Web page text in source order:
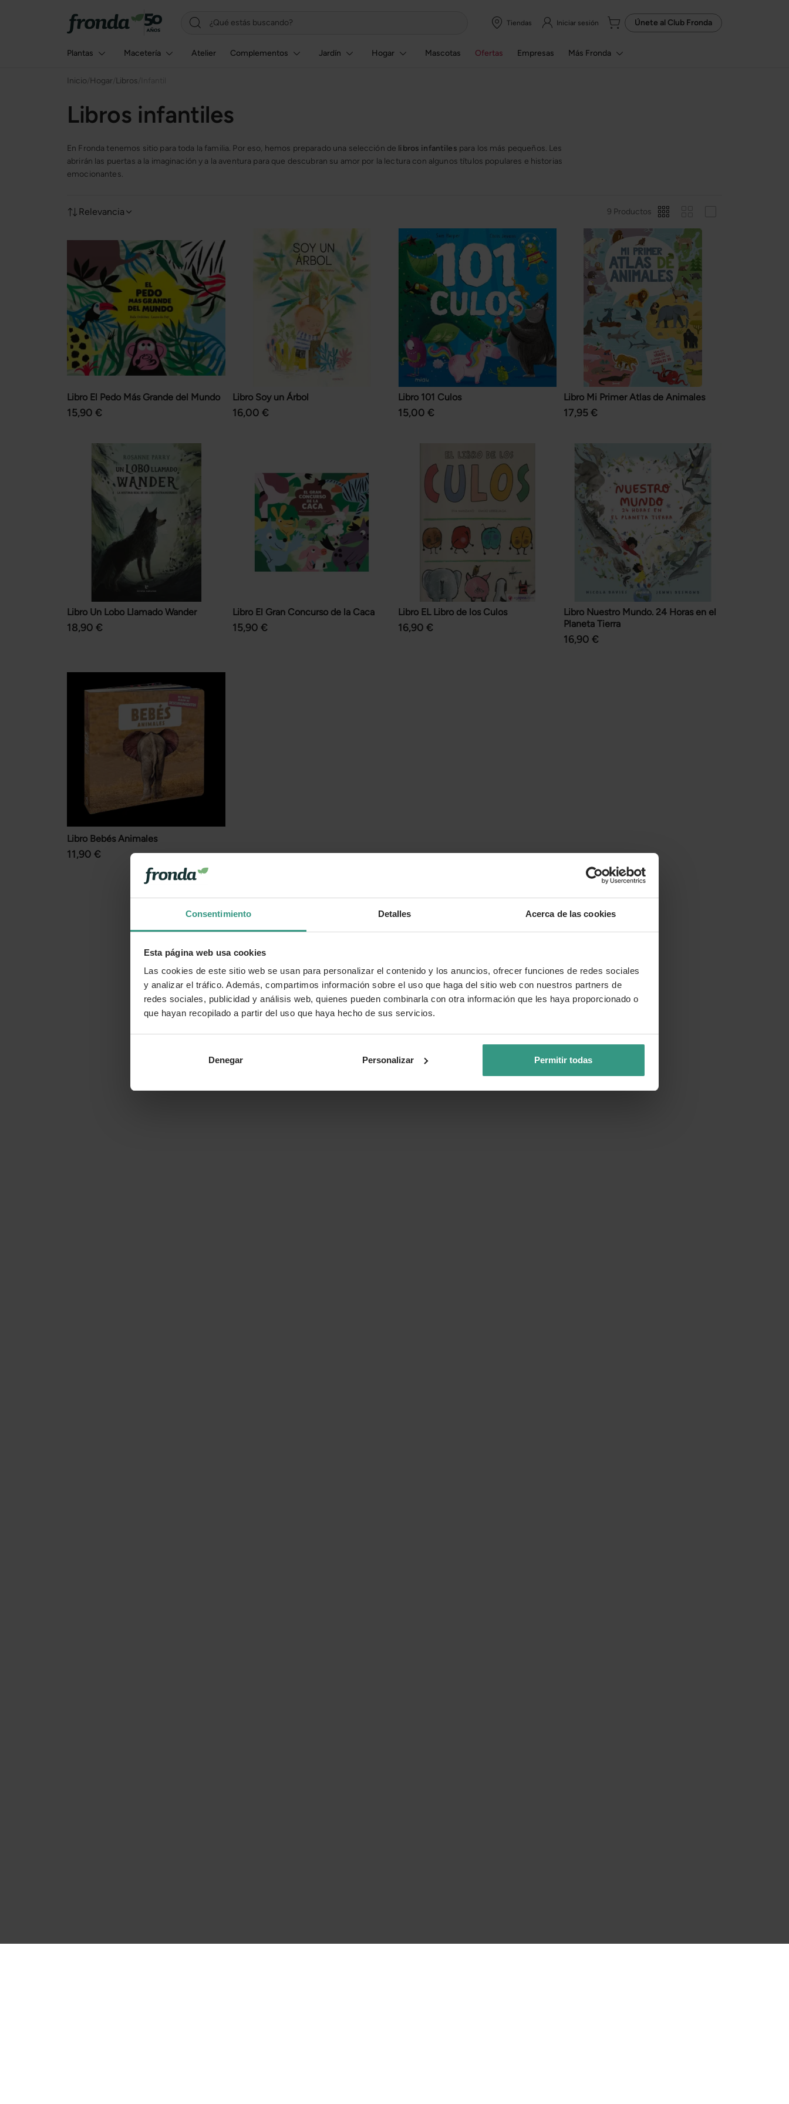
Consentimiento Detalles Acerca de las cookies
Esta página web usa cookies
Las cookies de este sitio web se usan para personalizar el contenido y los anuncios, ofrecer funciones de redes sociales
y analizar el tráfico. Además, compartimos información sobre el uso que haga del sitio web con nuestros partners de
redes sociales, publicidad y análisis web, quienes pueden combinarla con otra información que les haya proporcionado o
que hayan recopilado a partir del uso que haya hecho de sus servicios.
Denegar Personalizar Permitir todas
Tiendas Iniciar sesión Únete al Club Fronda
Plantas Macetería Atelier Complementos Jardín Hogar Mascotas Ofertas Empresas Más Fronda
Inicio Hogar Libros
Libros infantiles
En Fronda tenemos sitio para toda la familia. Por eso, hemos preparado una selección de libros infantiles para los más pequeños. Les
abrirán las puertas a la imaginación y a la aventura para que descubran su amor por la lectura con algunos títulos populares e historias
emocionantes.
Relevancia 9 Productos
Libro El Pedo Más Grande del Mundo
15,90 €
Libro Soy un Árbol
16,00 €
Libro 101 Culos
15,00 €
Libro Mi Primer Atlas de Animales
17,95 €
Libro Un Lobo Llamado Wander
18,90 €
Libro El Gran Concurso de la Caca
15,90 €
Libro EL Libro de los Culos
16,90 €
Libro Nuestro Mundo. 24 Horas en el
Planeta Tierra
16,90 €
Libro Bebés Animales
11,90 €